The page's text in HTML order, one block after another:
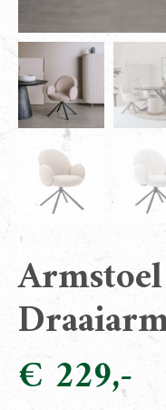
€ 229